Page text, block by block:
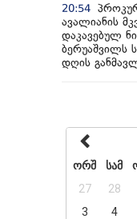
20:54
ავალიანის
დაკავებულ
ბერუაშვილს
დღის
ორშ
სამ
27
28
3
4